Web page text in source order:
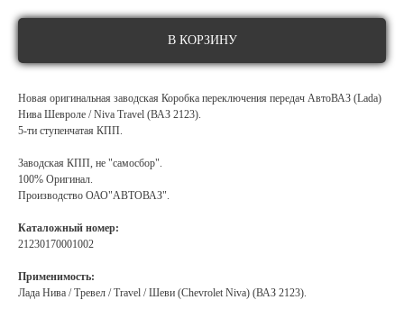
В КОРЗИНУ
Новая оригинальная заводская Коробка переключения передач АвтоВАЗ (Lada)
Нива Шевроле / Niva Travel (ВАЗ 2123).
5-ти ступенчатая КПП.
Заводская КПП, не "самосбор".
100% Оригинал.
Производство ОАО"АВТОВАЗ".
Каталожный номер:
21230170001002
Применимость:
Лада Нива / Тревел / Travel / Шеви (Chevrolet Niva) (ВАЗ 2123).